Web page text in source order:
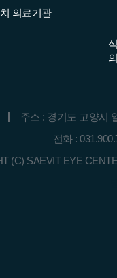
의료기관
주소 : 경기도 고양시
전화 :
(C) SAEVIT EYE